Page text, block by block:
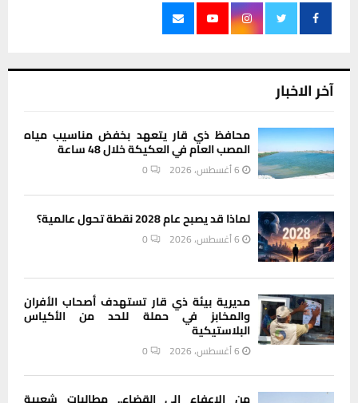
آخر الاخبار
محافظ ذي قار يتعهد بخفض مناسيب مياه
المصب العام في العكيكة خلال 48 ساعة
6 أغسطس، 2026 0
لماذا قد يصبح عام 2028 نقطة تحول عالمية؟
6 أغسطس، 2026 0
مديرية بيئة ذي قار تستهدف أصحاب الأفران
والمخابز في حملة للحد من الأكياس
البلاستيكية
6 أغسطس، 2026 0